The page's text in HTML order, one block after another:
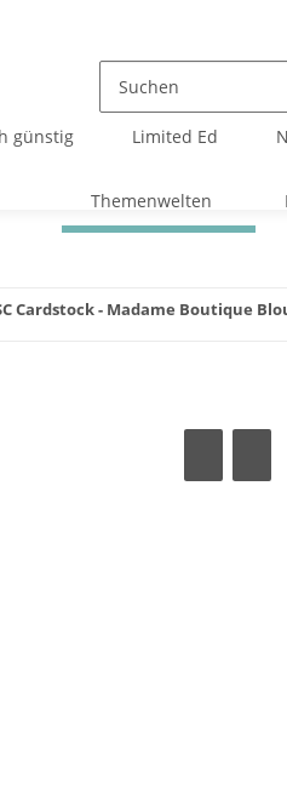
günstig Limited Ed
Themenwelten
Cardstock - Madame Boutique